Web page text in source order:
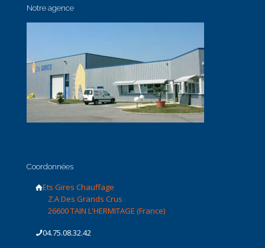
Notre agence
Coordonnées
Ets Gires Chauffage
Z.A Des Grands Crus
26600 TAIN L'HERMITAGE (France)
04.75.08.32.42